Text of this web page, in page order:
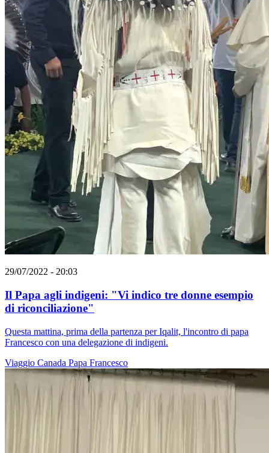
29/07/2022 - 20:03
Il Papa agli indigeni: "Vi indico tre donne esempio
di riconciliazione"
Questa mattina, prima della partenza per Iqalit, l'incontro di papa
Francesco con una delegazione di indigeni.
Viaggio Canada Papa Francesco